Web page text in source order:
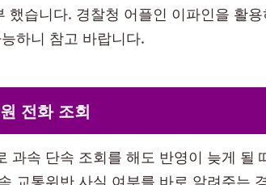
했습니다. 경찰청 어플인 이파인을 활
하니 참고 바랍니다.
전화 조회
과속 단속 조회를 해도 반영이 늦게 될
교통위반 사실 여부를 바로 알려주는